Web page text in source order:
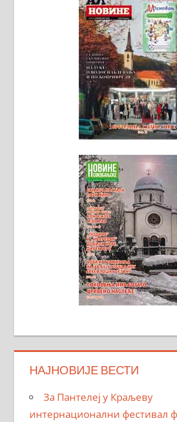
НАЈНОВИЈЕ ВЕСТИ
За Пантелеј у Краљеву
интернационални фестивал